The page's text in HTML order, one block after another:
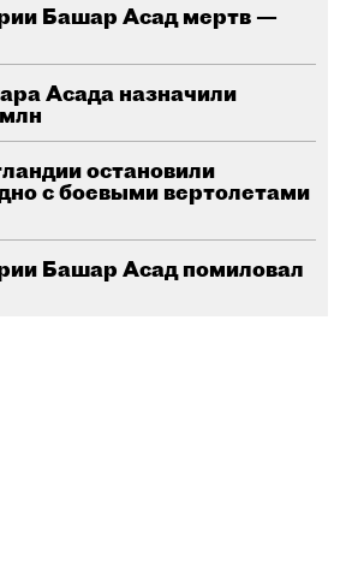
Башар Асад мертв —
Асада назначили
остановили
с боевыми вертолетами
Башар Асад помиловал